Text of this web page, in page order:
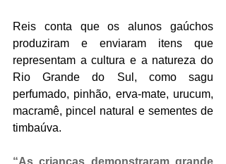
Reis conta que os alunos gaúchos
produziram e enviaram itens que
representam a cultura e a natureza do
Rio Grande do Sul, como sagu
perfumado, pinhão, erva-mate, urucum,
macramê, pincel natural e sementes de
timbaúva.